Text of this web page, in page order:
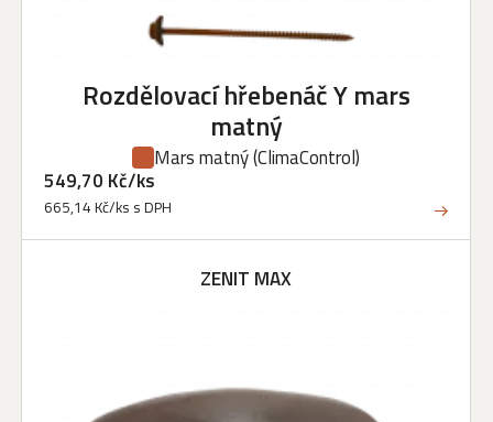
Rozdělovací hřebenáč Y mars
matný
Mars matný(ClimaControl)
549,70 Kč/ks
665,14 Kč/ks s DPH
ZENIT MAX